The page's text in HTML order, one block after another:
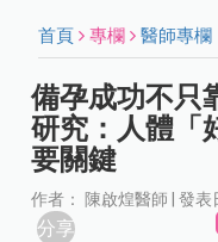
首頁 專欄 醫師專欄
備孕成功不只
研究：人體「
要關鍵
作者： 陳啟煌醫師 | 發
分享